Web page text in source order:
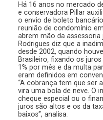
Há 16 anos no mercado
e conservadora Pillar
o envio de boleto
reunião de condomínio
abrem mão da
Rodrigues diz que a
desde 2002, quando
Brasileiro, fixando os
1% por mês e da multa
eram definidos em
“A cobrança tem que ser
vira uma bola de neve. O
cheque especial ou o
juros são altos e os da
baixos”, analisa.